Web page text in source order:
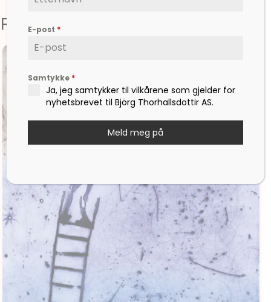
Relaterte produkter
E-post *
Samtykke *
Ja, jeg samtykker til vilkårene som gjelder for
nyhetsbrevet til Björg Thorhallsdottir AS.
Meld meg på